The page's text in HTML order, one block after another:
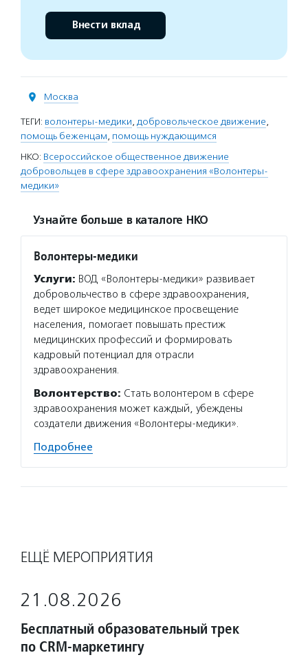
Внести вклад
Москва
ТЕГИ: волонтеры-медики, добровольческое движение,
помощь беженцам, помощь нуждающимся
НКО: Всероссийское общественное движение
добровольцев в сфере здравоохранения «Волонтеры-
медики»
Узнайте больше в каталоге НКО
Волонтеры-медики
Услуги: ВОД «Волонтеры-медики» развивает
добровольчество в сфере здравоохранения,
ведет широкое медицинское просвещение
населения, помогает повышать престиж
медицинских профессий и формировать
кадровый потенциал для отрасли
здравоохранения.
Волонтерство: Стать волонтером в сфере
здравоохранения может каждый, убеждены
создатели движения «Волонтеры-медики».
Подробнее
ЕЩЁ МЕРОПРИЯТИЯ
21.08.2026
Бесплатный образовательный трек
по CRM-маркетингу